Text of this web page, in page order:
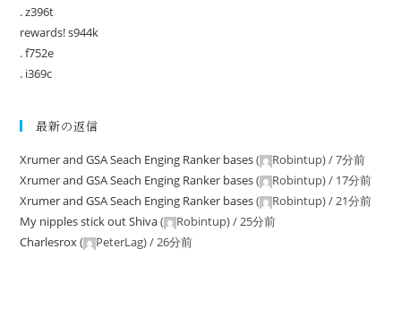
. z396t
rewards! s944k
. f752e
. i369c
最新の返信
Xrumer and GSA Seach Enging Ranker bases( Robintup) /7分前
Xrumer and GSA Seach Enging Ranker bases( Robintup) / 17分前
Xrumer and GSA Seach Enging Ranker bases( Robintup) /21分前
My nipples stick out Shiva( Robintup) /25分前
Charlesrox( PeterLag) /26分前